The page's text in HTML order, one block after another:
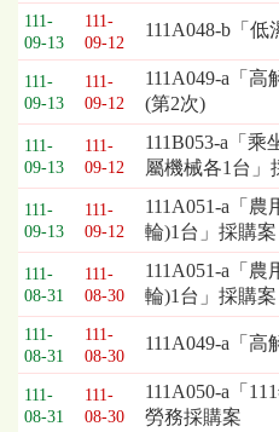
表，
欄
位
依
序
為：
開
標
日
期、
截
標
日
期、
公
告
事
111-
09-13
111-
09-12
111A048-b「
111-
09-13
111-
09-12
111A049-a「
(第2次)
111-
09-13
111-
09-12
111B053-a「
屬機械各1台」
111-
09-13
111-
09-12
111A051-a「
輪)1台」採購
111-
08-31
111-
08-30
111A051-a「
輪)1台」採購案
111-
08-31
111-
08-30
111A049-a「
111-
08-31
111-
08-30
111A050-a「
勞務採購案